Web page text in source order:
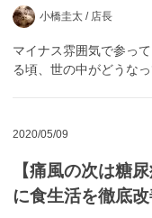
小橋圭太 / 店長
マイナス雰囲気で参っ
る頃、世の中がどうな
2020/05/09
【痛風の次は糖
に食生活を徹底